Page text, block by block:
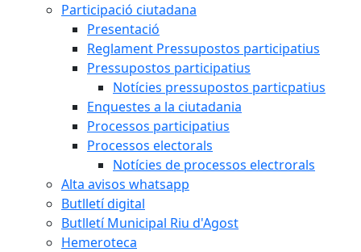
Participació ciutadana
Presentació
Reglament Pressupostos participatius
Pressupostos participatius
Notícies pressupostos particpatius
Enquestes a la ciutadania
Processos participatius
Processos electorals
Notícies de processos electrorals
Alta avisos whatsapp
Butlletí digital
Butlletí Municipal Riu d'Agost
Hemeroteca